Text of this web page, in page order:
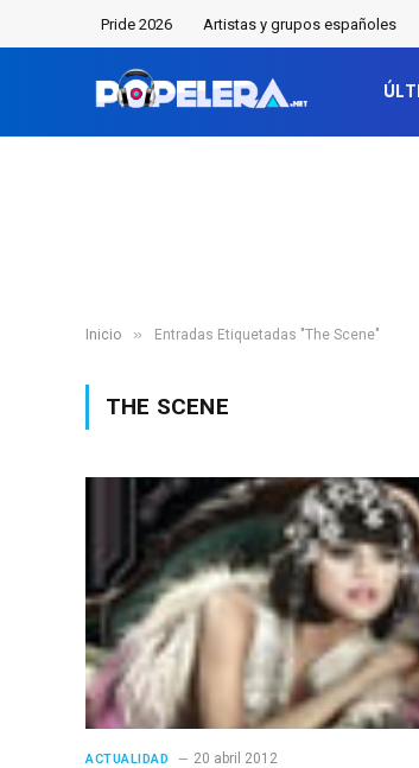
Pride 2026 Artistas y grupos españoles
Inicio » Entradas Etiquetadas "The Scene"
THE SCENE
ACTUALIDAD 20 abril 2012